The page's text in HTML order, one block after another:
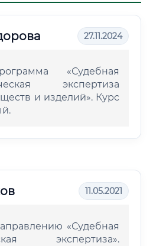
27.11.2024
«Судебная
экспертиза
и изделий». Курс
11.05.2021
«Судебная
экспертиза».